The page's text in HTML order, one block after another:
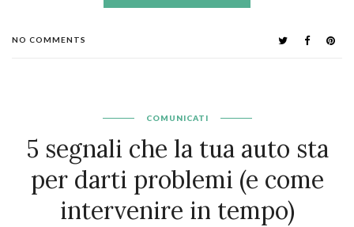
NO COMMENTS
COMUNICATI
5 segnali che la tua auto sta
per darti problemi (e come
intervenire in tempo)